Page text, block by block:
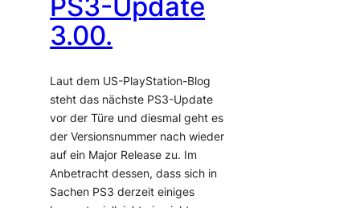
3.00.
Laut dem US-PlayStation-Blog
steht das nächste PS3-Update
vor der Türe und diesmal geht es
der Versionsnummer nach wieder
auf ein Major Release zu. Im
Anbetracht dessen, dass sich in
Sachen PS3 derzeit einiges